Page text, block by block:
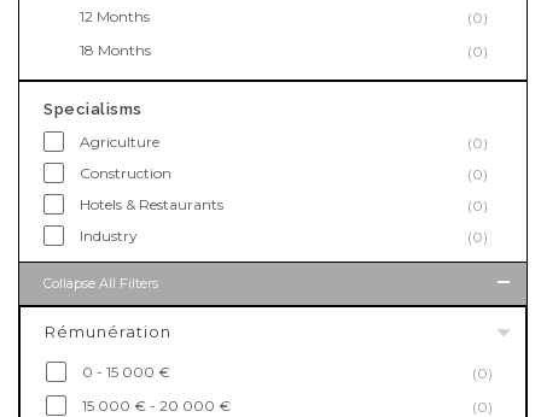
12 Months
(0)
18 Months
(0)
Specialisms
Agriculture
(0)
Construction
(0)
Hotels & Restaurants
(0)
Industry
(0)
Collapse All Filters
Rémunération
0 - 15 000 €
(0)
15 000 € - 20 000 €
(0)